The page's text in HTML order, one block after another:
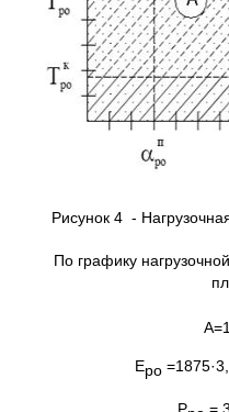
Рисунок 4 -
По графику
Еро
Р =